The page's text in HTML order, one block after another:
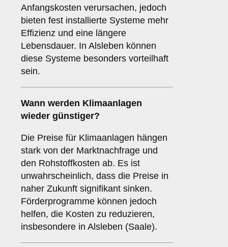
Anfangskosten verursachen, jedoch
bieten fest installierte Systeme mehr
Effizienz und eine längere
Lebensdauer. In Alsleben können
diese Systeme besonders vorteilhaft
sein.
Wann werden Klimaanlagen
wieder günstiger?
Die Preise für Klimaanlagen hängen
stark von der Marktnachfrage und
den Rohstoffkosten ab. Es ist
unwahrscheinlich, dass die Preise in
naher Zukunft signifikant sinken.
Förderprogramme können jedoch
helfen, die Kosten zu reduzieren,
insbesondere in Alsleben (Saale).